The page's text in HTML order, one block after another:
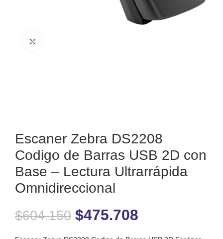
Escaner Zebra DS2208
Codigo de Barras USB 2D con
Base – Lectura Ultrarrápida
Omnidireccional
$604.150 $475.708